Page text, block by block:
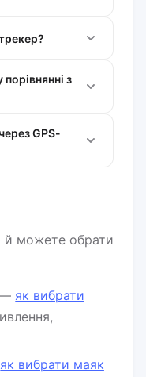
з
GPS-
й можете обрати
як вибрати
як вибрати маяк